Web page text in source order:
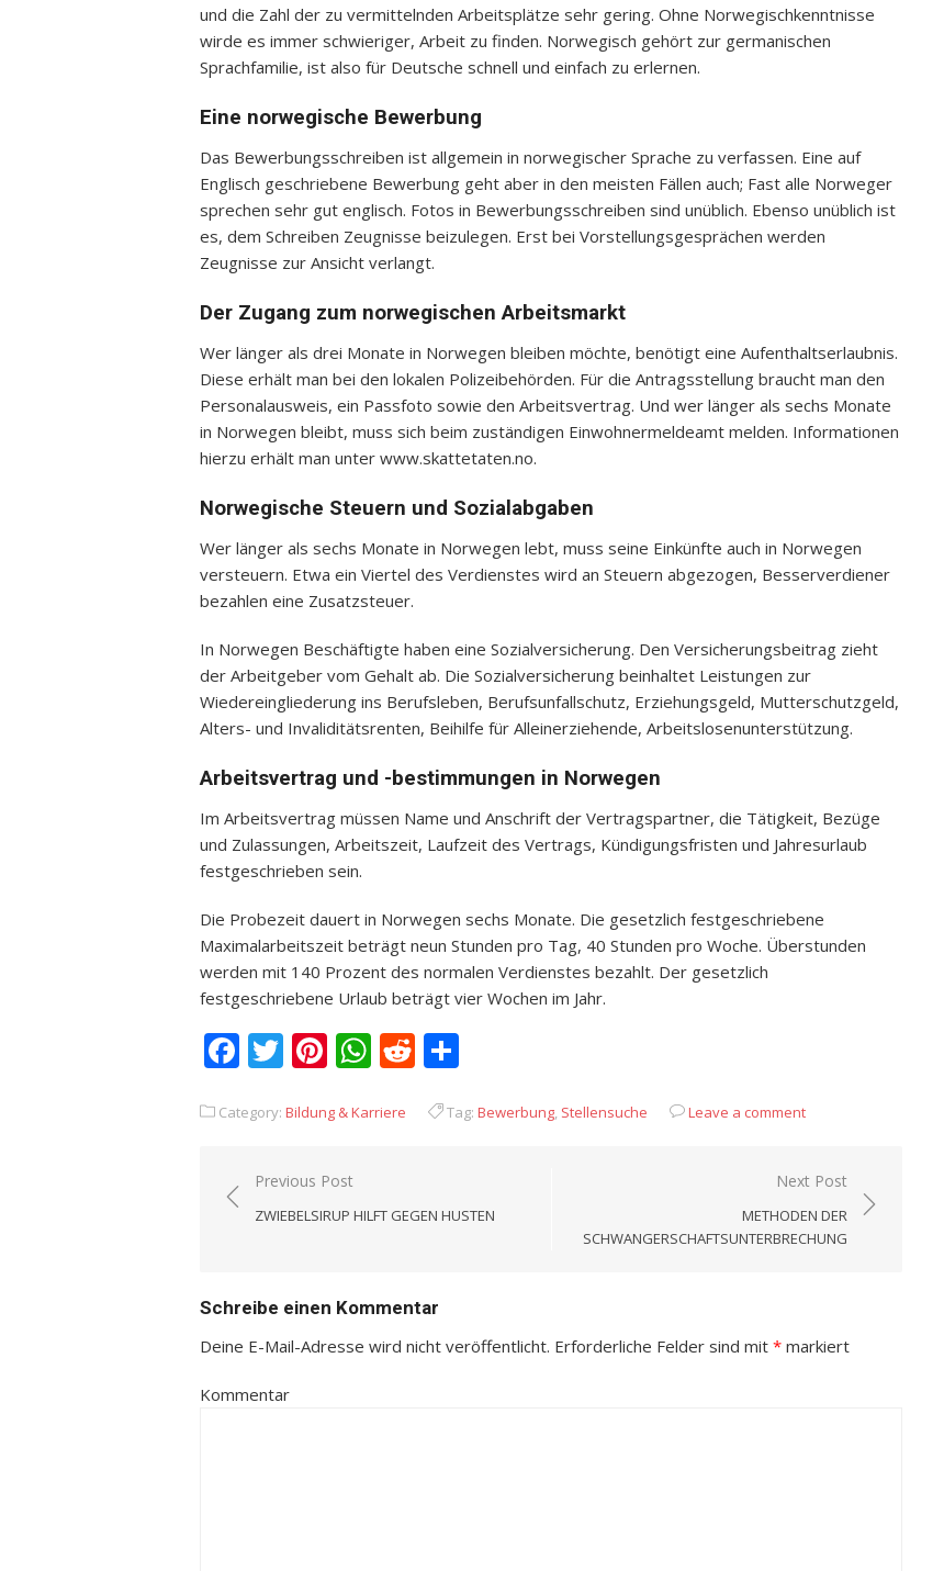
und die Zahl der zu vermittelnden Arbeitsplätze sehr gering. Ohne Norwegischkenntnisse
wirde es immer schwieriger, Arbeit zu finden. Norwegisch gehört zur germanischen
Sprachfamilie, ist also für Deutsche schnell und einfach zu erlernen.
Eine norwegische Bewerbung
Das Bewerbungsschreiben ist allgemein in norwegischer Sprache zu verfassen. Eine auf
Englisch geschriebene Bewerbung geht aber in den meisten Fällen auch; Fast alle Norweger
sprechen sehr gut englisch. Fotos in Bewerbungsschreiben sind unüblich. Ebenso unüblich ist
es, dem Schreiben Zeugnisse beizulegen. Erst bei Vorstellungsgesprächen werden
Zeugnisse zur Ansicht verlangt.
Der Zugang zum norwegischen Arbeitsmarkt
Wer länger als drei Monate in Norwegen bleiben möchte, benötigt eine Aufenthaltserlaubnis.
Diese erhält man bei den lokalen Polizeibehörden. Für die Antragsstellung braucht man den
Personalausweis, ein Passfoto sowie den Arbeitsvertrag. Und wer länger als sechs Monate
in Norwegen bleibt, muss sich beim zuständigen Einwohnermeldeamt melden. Informationen
hierzu erhält man unter www.skattetaten.no.
Norwegische Steuern und Sozialabgaben
Wer länger als sechs Monate in Norwegen lebt, muss seine Einkünfte auch in Norwegen
versteuern. Etwa ein Viertel des Verdienstes wird an Steuern abgezogen, Besserverdiener
bezahlen eine Zusatzsteuer.
In Norwegen Beschäftigte haben eine Sozialversicherung. Den Versicherungsbeitrag zieht
der Arbeitgeber vom Gehalt ab. Die Sozialversicherung beinhaltet Leistungen zur
Wiedereingliederung ins Berufsleben, Berufsunfallschutz, Erziehungsgeld, Mutterschutzgeld,
Alters- und Invaliditätsrenten, Beihilfe für Alleinerziehende, Arbeitslosenunterstützung.
Arbeitsvertrag und -bestimmungen in Norwegen
Im Arbeitsvertrag müssen Name und Anschrift der Vertragspartner, die Tätigkeit, Bezüge
und Zulassungen, Arbeitszeit, Laufzeit des Vertrags, Kündigungsfristen und Jahresurlaub
festgeschrieben sein.
Die Probezeit dauert in Norwegen sechs Monate. Die gesetzlich festgeschriebene
Maximalarbeitszeit beträgt neun Stunden pro Tag, 40 Stunden pro Woche. Überstunden
werden mit 140 Prozent des normalen Verdienstes bezahlt. Der gesetzlich
festgeschriebene Urlaub beträgt vier Wochen im Jahr.
Facebook
Twitter
Pinterest
WhatsApp
Reddit
Category: Bildung & Karriere Tag: Bewerbung, Stellensuche Leave a comment
Beitrags-
Previous Post
ZWIEBELSIRUP HILFT GEGEN HUSTEN
Next Post
METHODEN DER
SCHWANGERSCHAFTSUNTERBRECHUNG
Schreibe einen Kommentar
Deine E-Mail-Adresse wird nicht veröffentlicht. Erforderliche Felder sind mit * markiert
Kommentar